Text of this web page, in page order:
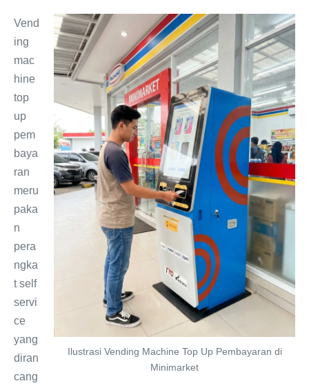
Ilustrasi Vending Machine Top Up Pembayaran di
Minimarket
Vend
ing
mac
hine
top
up
pem
baya
ran
meru
paka
n
pera
ngka
t self
servi
ce
yang
diran
cang